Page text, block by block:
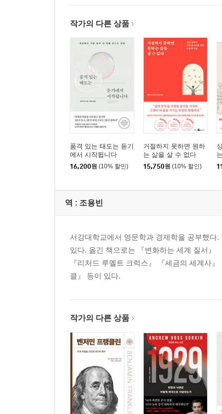
작가의 다른 상품
품격 있는 태도는 듣기
에서 시작됩니다
16,200원 (10% 할인)
거절하지 못하면 원하
는 삶을 살 수 없다
15,750원 (10% 할인)
역 : 조용빈
서강대학교에서 영문학과 경제학을 공부했다
있다. 옮긴 책으로는 『변화하는 세계 질서』
『리처드 루멜트 크럭스』 『세금의 세계사
클』 등이 있다.
작가의 다른 상품